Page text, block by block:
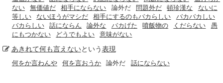
ない
無価値だ 相手にならない 論外だ 問題外だ 頓珍漢な
ないに
等しい
ないほうがマシだ 相手にするのもバカらしい
バカバカしい
バカらしい
話にならん 論外な バカげた 噴飯物の くだらない
愚
にもつかない
どうでもよい 意味がない
あきれて何も言えないという表現
何をか言わんや 何を言おうか 論外だ 話にならない